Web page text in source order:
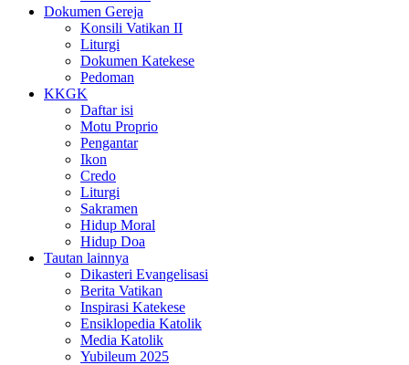
Dokumen Gereja
Konsili Vatikan II
Liturgi
Dokumen Katekese
Pedoman
KKGK
Daftar isi
Motu Proprio
Pengantar
Ikon
Credo
Liturgi
Sakramen
Hidup Moral
Hidup Doa
Tautan lainnya
Dikasteri Evangelisasi
Berita Vatikan
Inspirasi Katekese
Ensiklopedia Katolik
Media Katolik
Yubileum 2025